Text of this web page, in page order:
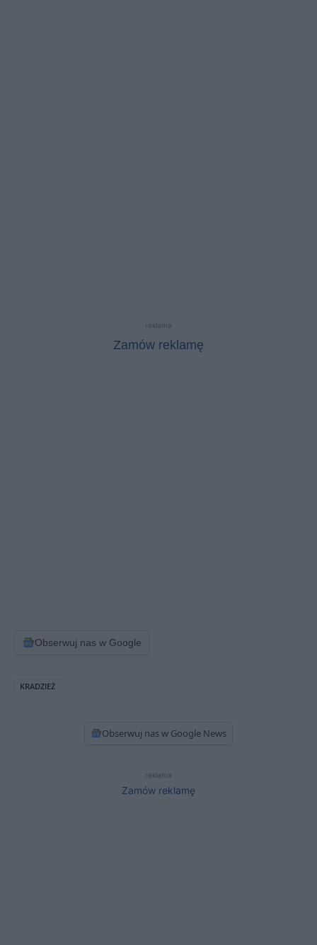
reklama
Zamów reklamę
Obserwuj nas w Google
KRADZIEŻ
Obserwuj nas w Google News
reklama
Zamów reklamę